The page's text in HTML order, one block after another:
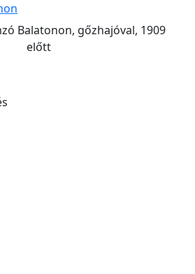
Balatonon, gőzhajóval, 1909
előtt